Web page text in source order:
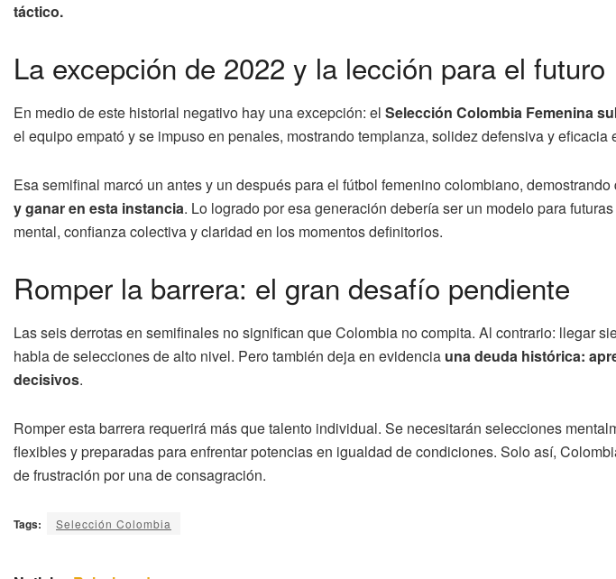
táctico.
La excepción de 2022 y la lección para el futuro
En medio de este historial negativo hay una excepción: el Selección Colombia Femenina
el equipo empató y se impuso en penales, mostrando templanza, solidez defensiva y eficacia
Esa semifinal marcó un antes y un después para el fútbol femenino colombiano, demostrando
y ganar en esta instancia. Lo logrado por esa generación debería ser un modelo para
mental, confianza colectiva y claridad en los momentos definitorios.
Romper la barrera: el gran desafío pendiente
Las seis derrotas en semifinales no significan que Colombia no compita. Al contrario: llegar
habla de selecciones de alto nivel. Pero también deja en evidencia una deuda histórica:
decisivos.
Romper esta barrera requerirá más que talento individual. Se necesitarán selecciones
flexibles y preparadas para enfrentar potencias en igualdad de condiciones. Solo así,
de frustración por una de consagración.
Tags: Selección Colombia